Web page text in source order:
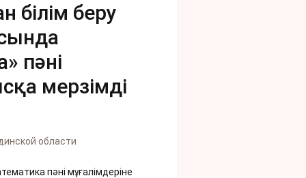
білім беру
пәні
мерзімді
области
пәні мұғалімдеріне